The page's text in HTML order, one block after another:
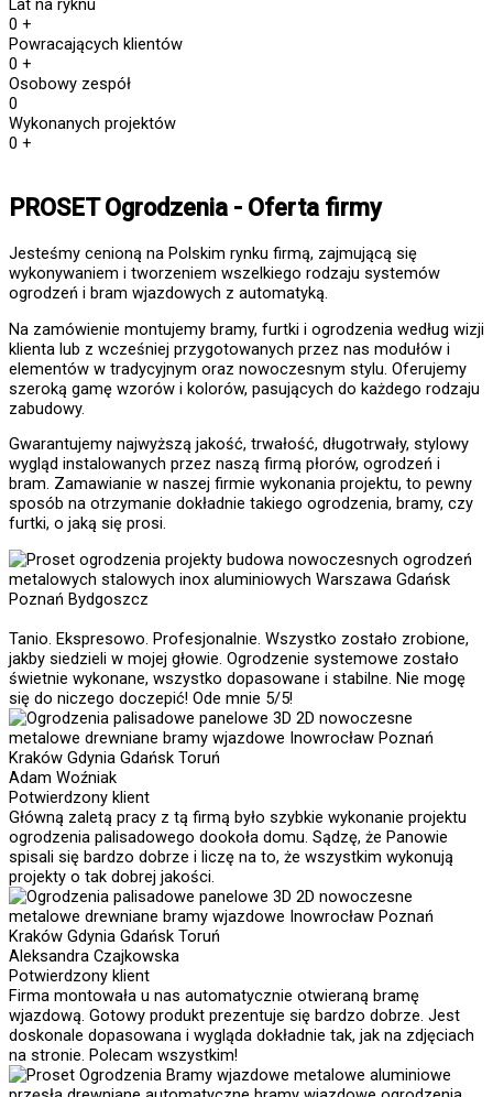
Lat na ryknu
0 +
Powracających klientów
0 +
Osobowy zespół
0
Wykonanych projektów
0 +
PROSET Ogrodzenia - Oferta firmy
Jesteśmy cenioną na Polskim rynku firmą, zajmującą się
wykonywaniem i tworzeniem wszelkiego rodzaju systemów
ogrodzeń i bram wjazdowych z automatyką.
Na zamówienie montujemy bramy, furtki i ogrodzenia według wizji
klienta lub z wcześniej przygotowanych przez nas modułów i
elementów w tradycyjnym oraz nowoczesnym stylu. Oferujemy
szeroką gamę wzorów i kolorów, pasujących do każdego rodzaju
zabudowy.
Gwarantujemy najwyższą jakość, trwałość, długotrwały, stylowy
wygląd instalowanych przez naszą firmą płorów, ogrodzeń i
bram. Zamawianie w naszej firmie wykonania projektu, to pewny
sposób na otrzymanie dokładnie takiego ogrodzenia, bramy, czy
furtki, o jaką się prosi.
Tanio. Ekspresowo. Profesjonalnie. Wszystko zostało zrobione,
jakby siedzieli w mojej głowie. Ogrodzenie systemowe zostało
świetnie wykonane, wszystko dopasowane i stabilne. Nie mogę
się do niczego doczepić! Ode mnie 5/5!
Adam Woźniak
Potwierdzony klient
Główną zaletą pracy z tą firmą było szybkie wykonanie projektu
ogrodzenia palisadowego dookoła domu. Sądzę, że Panowie
spisali się bardzo dobrze i liczę na to, że wszystkim wykonują
projekty o tak dobrej jakości.
Aleksandra Czajkowska
Potwierdzony klient
Firma montowała u nas automatycznie otwieraną bramę
wjazdową. Gotowy produkt prezentuje się bardzo dobrze. Jest
doskonale dopasowana i wygląda dokładnie tak, jak na zdjęciach
na stronie. Polecam wszystkim!